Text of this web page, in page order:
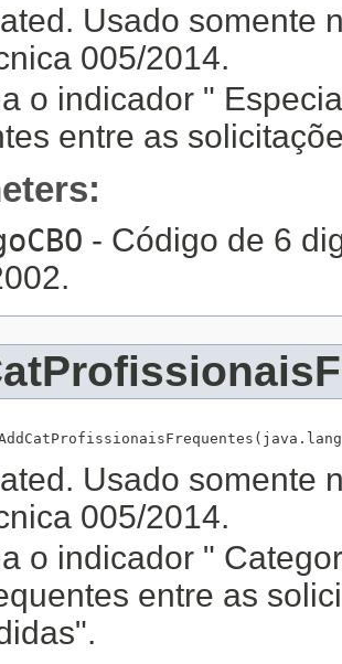
Usado somente
005/2014.
o indicador "
entre as
- Código de 6
Usado somente
005/2014.
o indicador "
entre as